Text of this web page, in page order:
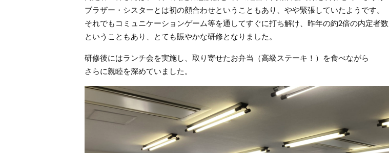
ブラザー・シスターとは初の顔合わせということもあり、やや緊張していたようです。
それでもコミュニケーションゲーム等を通してすぐに打ち解け、昨年の約2倍の内定者数
ということもあり、とても賑やかな研修となりました。
研修後にはランチ会を実施し、取り寄せたお弁当（高級ステーキ！）を食べながら
さらに親睦を深めていました。